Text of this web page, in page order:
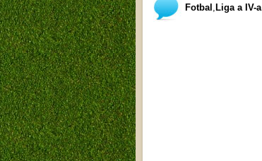
Fotbal , Liga a IV-a